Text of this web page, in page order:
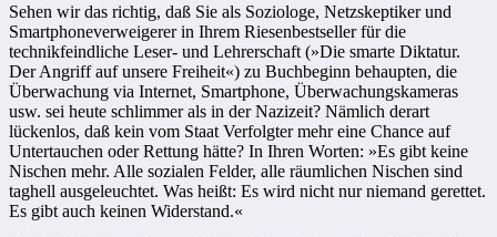
Sehen wir das richtig, daß Sie als Soziologe, Netzskeptiker und
Smartphoneverweigerer in Ihrem Riesenbestseller für die
technikfeindliche Leser- und Lehrerschaft (»Die smarte Diktatur.
Der Angriff auf unsere Freiheit«) zu Buchbeginn behaupten, die
Überwachung via Internet, Smartphone, Überwachungskameras
usw. sei heute schlimmer als in der Nazizeit? Nämlich derart
lückenlos, daß kein vom Staat Verfolgter mehr eine Chance auf
Untertauchen oder Rettung hätte? In Ihren Worten: »Es gibt keine
Nischen mehr. Alle sozialen Felder, alle räumlichen Nischen sind
taghell ausgeleuchtet. Was heißt: Es wird nicht nur niemand gerettet.
Es gibt auch keinen Widerstand.«